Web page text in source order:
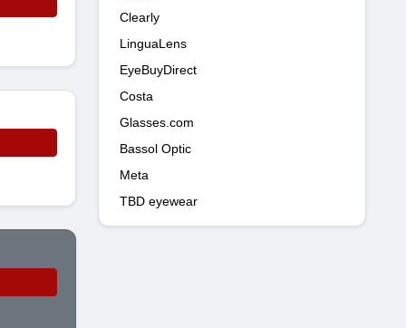
Clearly
LinguaLens
EyeBuyDirect
Costa
Glasses.com
Bassol Optic
Meta
TBD eyewear